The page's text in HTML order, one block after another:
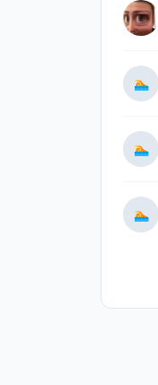
🏊
🏊
🏊